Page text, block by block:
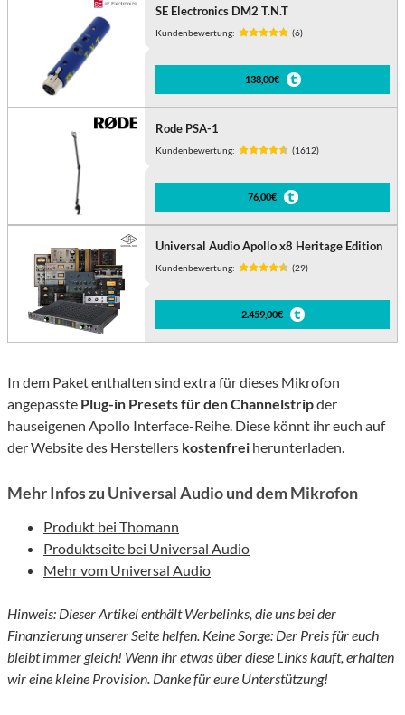
SE Electronics DM2 T.N.T
Kundenbewertung: (6)
138,00€
Rode PSA-1
Kundenbewertung: (1612)
76,00€
Universal Audio Apollo x8 Heritage Edition
Kundenbewertung: (29)
2.459,00€
In dem Paket enthalten sind extra für dieses Mikrofon
angepasste Plug-in Presets für den Channelstripder
hauseigenen Apollo Interface-Reihe. Diese könnt ihr euch auf
der Website des Herstellers kostenfrei herunterladen.
Mehr Infos zu Universal Audio und dem Mikrofon
Produkt bei Thomann
Produktseite bei Universal Audio
Mehr vom Universal Audio
Hinweis: Dieser Artikel enthält Werbelinks, die uns bei der
Finanzierung unserer Seite helfen. Keine Sorge: Der Preis für euch
bleibt immer gleich! Wenn ihr etwas über diese Links kauft, erhalten
wir eine kleine Provision. Danke für eure Unterstützung!